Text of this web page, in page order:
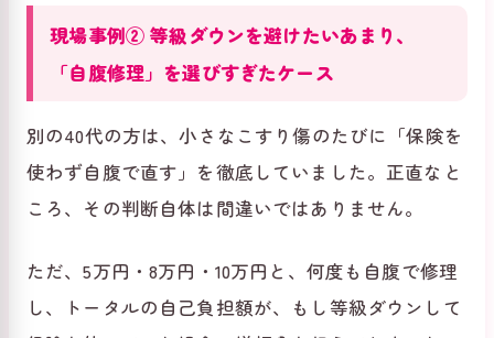
現場事例② 等級ダウンを避けたいあまり、
「自腹修理」を選びすぎたケース
別の40代の方は、小さなこすり傷のたびに「保険を
使わず自腹で直す」を徹底していました。正直なと
ころ、その判断自体は間違いではありません。
ただ、5万円・8万円・10万円と、何度も自腹で修理
し、トータルの自己負担額が、もし等級ダウンして